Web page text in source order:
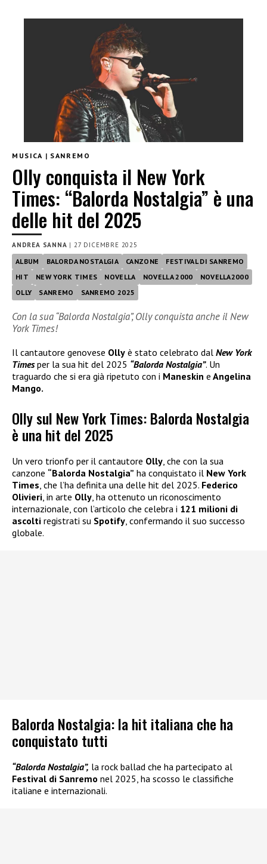
MUSICA | SANREMO
Olly conquista il New York
Times: “Balorda Nostalgia” è una
delle hit del 2025
ANDREA SANNA |27 DICEMBRE 2025
ALBUM BALORDA NOSTALGIA CANZONE
FESTIVAL DI SANREMO
HIT
NEW YORK TIMES NOVELLA NOVELLA 2000
NOVELLA2000
OLLY
SANREMO SANREMO 2025
Con la sua “Balorda Nostalgia”, Olly conquista anche il New
York Times!
Il cantautore genovese Olly è stato celebrato dal New York
Timesper la sua hit del 2025 “Balorda Nostalgia”. Un
traguardo che si era già ripetuto con i Maneskin e Angelina
Mango.
Olly sul New York Times: Balorda Nostalgia
è una hit del 2025
Un vero trionfo per il cantautore Olly, che con la sua
canzone “Balorda Nostalgia” ha conquistato il New York
Times, che l’ha definita una delle hit del 2025. Federico
Olivieri, in arte Olly, ha ottenuto un riconoscimento
internazionale, con l’articolo che celebra i 121 milioni di
ascolti registrati su Spotify, confermando il suo successo
globale.
Balorda Nostalgia: la hit italiana che ha
conquistato tutti
“Balorda Nostalgia”, la rock ballad che ha partecipato al
Festival di Sanremo nel 2025, ha scosso le classifiche
italiane e internazionali.